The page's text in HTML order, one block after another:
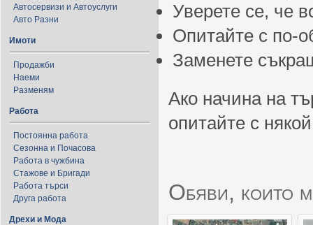
Автосервизи и Автоуслуги
Авто Разни
Имоти
Продажби
Наеми
Разменям
Работа
Постоянна работа
Сезонна и Почасова
Работа в чужбина
Стажове и Бригади
Работа търси
Друга работа
Дрехи и Мода
Уверете се, че
Опитайте с по-
Заменете
Ако начина на
опитайте с
Обяви, които